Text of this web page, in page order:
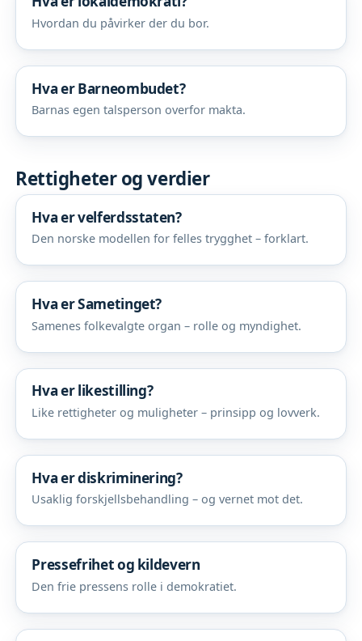
Hvordan du påvirker der du bor.
Hva er Barneombudet?
Barnas egen talsperson overfor makta.
Rettigheter og verdier
Hva er velferdsstaten?
Den norske modellen for felles trygghet – forklart.
Hva er Sametinget?
Samenes folkevalgte organ – rolle og myndighet.
Hva er likestilling?
Like rettigheter og muligheter – prinsipp og lovverk.
Hva er diskriminering?
Usaklig forskjellsbehandling – og vernet mot det.
Pressefrihet og kildevern
Den frie pressens rolle i demokratiet.